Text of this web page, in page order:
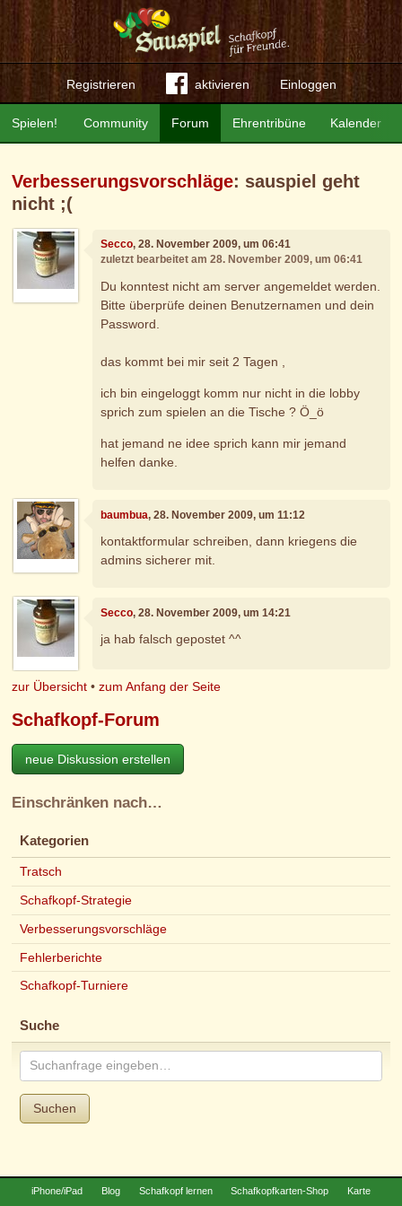
Registrieren aktivieren Einloggen
Community Forum Ehrentribüne Kalender
Spielen!
Verbesserungsvorschläge: sauspiel geht
nicht ;(
Secco, 28. November 2009, um 06:41
zuletzt bearbeitet am 28. November 2009, um 06:41
Du konntest nicht am server angemeldet werden.
Bitte überprüfe deinen Benutzernamen und dein
Password.
das kommt bei mir seit 2 Tagen ,
ich bin eingeloggt komm nur nicht in die lobby
sprich zum spielen an die Tische ? Ö_ö
hat jemand ne idee sprich kann mir jemand
helfen danke.
baumbua, 28. November 2009, um 11:12
kontaktformular schreiben, dann kriegens die
admins sicherer mit.
Secco, 28. November 2009, um 14:21
ja hab falsch gepostet ^^
zur Übersicht •zum Anfang der Seite
Schafkopf-Forum
neue Diskussion erstellen
Einschränken nach…
Kategorien
Tratsch
Schafkopf-Strategie
Verbesserungsvorschläge
Fehlerberichte
Schafkopf-Turniere
Suche
Suchen
iPhone/iPad Blog Schafkopf lernen Schafkopfkarten-Shop Karte